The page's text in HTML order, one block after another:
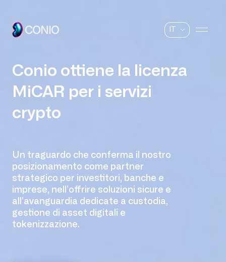
Conio ottiene la licenza
MiCAR per i servizi
crypto
Un traguardo che conferma il nostro
posizionamento come partner
strategico per investitori, banche e
imprese, nell’offrire soluzioni sicure e
all’avanguardia dedicate a custodia,
gestione di asset digitali e
tokenizzazione.